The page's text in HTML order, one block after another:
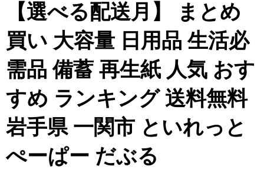
【選べる配送月】 まとめ
買い 大容量 日用品 生活必
需品 備蓄 再生紙 人気 おす
すめ ランキング 送料無料
岩手県 一関市 といれっと
ぺーぱー だぶる